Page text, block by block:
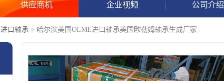
供应商机 企业视频 公司介绍
进口轴承 > 哈尔滨美国OLME进口轴承美国欧勒姆轴承生成厂家